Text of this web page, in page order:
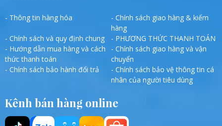
- Thông tin hàng hóa
- Chính sách giao hàng & kiểm
hàng
- Chính sách và quy định chung
- PHƯƠNG THỨC THANH TOÁN
- Hướng dẫn mua hàng và cách
thức thanh toán
- Chính sách giao hàng và vận
chuyển
- Chính sách bảo hành đổi trả
- Chính sách bảo vệ thông tin cá
nhân của người tiêu dùng
Kênh bán hàng online